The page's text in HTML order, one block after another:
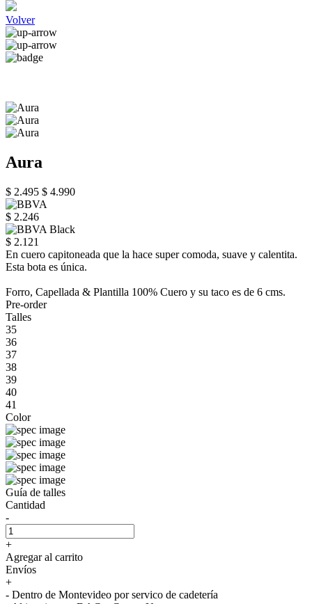
Volver
Aura
$ 2.495 $ 4.990
$ 2.246
$ 2.121
En cuero capitoneada que la hace super comoda, suave y calentita.
Esta bota es única.
Forro, Capellada & Plantilla 100% Cuero y su taco es de 6 cms.
Pre-order
Talles
35
36
37
38
39
40
41
Color
Guía de talles
Cantidad
-
+
Agregar al carrito
Envíos
+
- Dentro de Montevideo por servico de cadetería